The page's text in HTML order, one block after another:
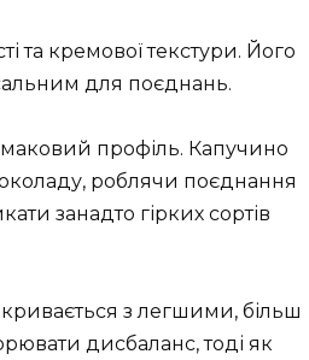
кремової текстури. Його
для поєднань.
профіль. Капучино
роблячи поєднання
занадто гірких сортів
з легшими, більш
дисбаланс, тоді як